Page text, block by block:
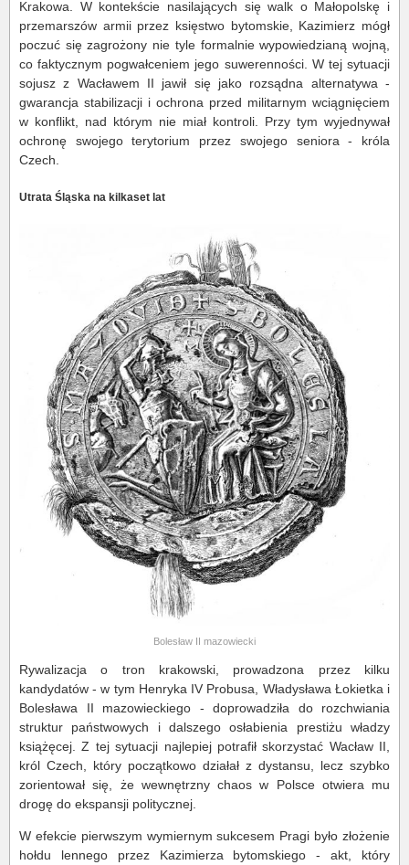
Krakowa. W kontekście nasilających się walk o Małopolskę i
przemarszów armii przez księstwo bytomskie, Kazimierz mógł
poczuć się zagrożony nie tyle formalnie wypowiedzianą wojną,
co faktycznym pogwałceniem jego suwerenności. W tej sytuacji
sojusz z Wacławem II jawił się jako rozsądna alternatywa -
gwarancja stabilizacji i ochrona przed militarnym wciągnięciem
w konflikt, nad którym nie miał kontroli. Przy tym wyjednywał
ochronę swojego terytorium przez swojego seniora - króla
Czech.
Utrata Śląska na kilkaset lat
Bolesław II mazowiecki
Rywalizacja o tron krakowski, prowadzona przez kilku
kandydatów - w tym Henryka IV Probusa, Władysława Łokietka i
Bolesława II mazowieckiego - doprowadziła do rozchwiania
struktur państwowych i dalszego osłabienia prestiżu władzy
książęcej. Z tej sytuacji najlepiej potrafił skorzystać Wacław II,
król Czech, który początkowo działał z dystansu, lecz szybko
zorientował się, że wewnętrzny chaos w Polsce otwiera mu
drogę do ekspansji politycznej.
W efekcie pierwszym wymiernym sukcesem Pragi było złożenie
hołdu lennego przez Kazimierza bytomskiego - akt, który